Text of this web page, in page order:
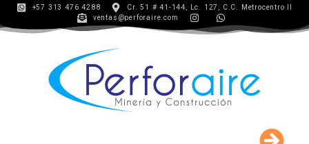
+57 313 476 4288
Cr. 51 # 41-144, Lc. 127, C.C. Metrocentro II
ventas@perforaire.com